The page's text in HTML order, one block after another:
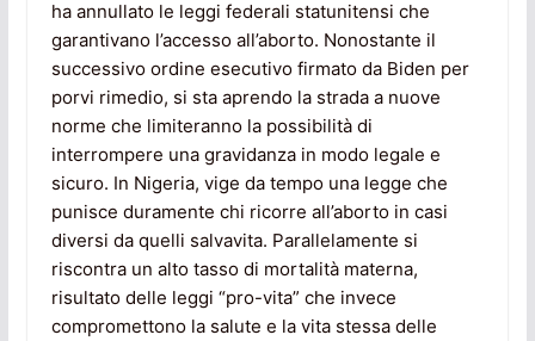
ha annullato le leggi federali statunitensi che
garantivano l’accesso all’aborto. Nonostante il
successivo ordine esecutivo firmato da Biden per
porvi rimedio, si sta aprendo la strada a nuove
norme che limiteranno la possibilità di
interrompere una gravidanza in modo legale e
sicuro. In Nigeria, vige da tempo una legge che
punisce duramente chi ricorre all’aborto in casi
diversi da quelli salvavita. Parallelamente si
riscontra un alto tasso di mortalità materna,
risultato delle leggi “pro-vita” che invece
compromettono la salute e la vita stessa delle